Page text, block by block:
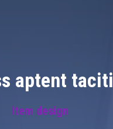
aptent taciti
Item design